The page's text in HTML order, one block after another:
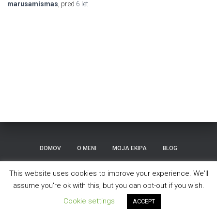
marusamismas , pred 6 let
DOMOV O MENI MOJA EKIPA BLOG
TEKMOVANJA KONTAKT
ThemeIsle
This website uses cookies to improve your experience. We'll
assume you're ok with this, but you can opt-out if you wish.
Cookie settings
ACCEPT